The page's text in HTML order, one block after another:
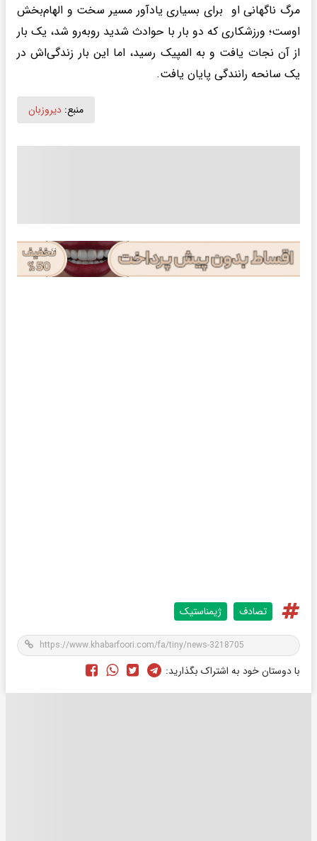
مرگ ناگهانی او برای بسیاری یادآور مسیر سخت و الهام‌بخش
اوست؛ ورزشکاری که دو بار با حوادث شدید روبه‌رو شد، یک بار
از آن نجات یافت و به المپیک رسید، اما این بار زندگی‌اش در
یک سانحه رانندگی پایان یافت.
منبع: دیروزبان
تصادف ژیمناستیک
با دوستان خود به اشتراک بگذارید: